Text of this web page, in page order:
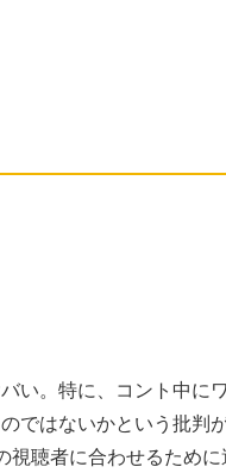
い。特に、コント中に
ではないかという批判
聴者に合わせるために